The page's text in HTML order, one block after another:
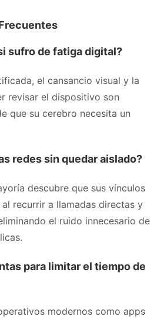
sufro de fatiga digital?
el cansancio visual y la
revisar el dispositivo son
que su cerebro necesita un
redes sin quedar aislado?
descubre que sus vínculos
recurrir a llamadas directas y
el ruido innecesario de
para limitar el tiempo de
modernos como apps